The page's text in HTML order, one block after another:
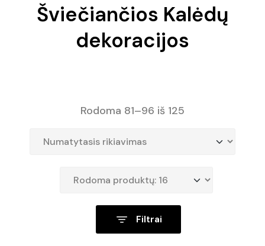
Šviečiančios Kalėdų
dekoracijos
Rodoma 81–96 iš 125
Filtrai